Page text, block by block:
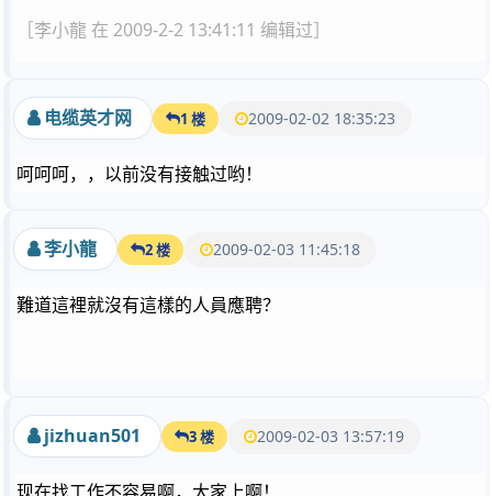
［李小龍 在 2009-2-2 13:41:11 编辑过］
电缆英才网 1 楼 2009-02-02 18:35:23
呵呵呵，，以前没有接触过哟！
李小龍 2 楼 2009-02-03 11:45:18
難道這裡就沒有這樣的人員應聘？
jizhuan501 3 楼 2009-02-03 13:57:19